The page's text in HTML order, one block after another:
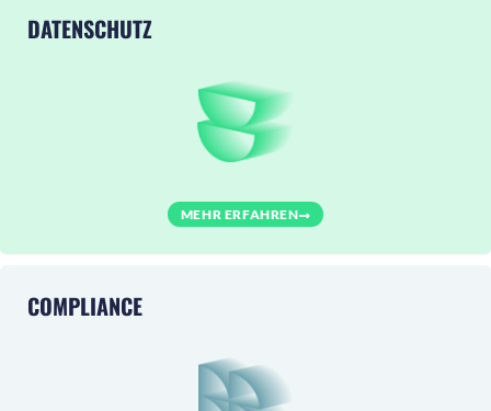
DATENSCHUTZ
MEHR ERFAHREN
COMPLIANCE